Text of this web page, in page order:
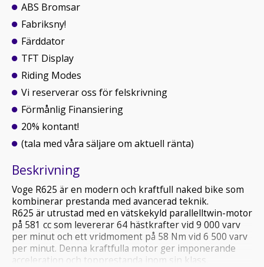
ABS Bromsar
Fabriksny!
Färddator
TFT Display
Riding Modes
Vi reserverar oss för felskrivning
Förmånlig Finansiering
20% kontant!
(tala med våra säljare om aktuell ränta)
Beskrivning
Voge R625 är en modern och kraftfull naked bike som
kombinerar prestanda med avancerad teknik.
R625 är utrustad med en vätskekyld parallelltwin-motor
på 581 cc som levererar 64 hästkrafter vid 9 000 varv
per minut och ett vridmoment på 58 Nm vid 6 500 varv
per minut. Denna kraftfulla motor ger imponerande
acceleration och topprestanda inom sin klass.